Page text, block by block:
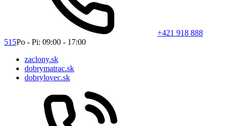
+421 918 888
515Po - Pi: 09:00 - 17:00
zaclony.sk
dobrymatrac.sk
dobrylovec.sk